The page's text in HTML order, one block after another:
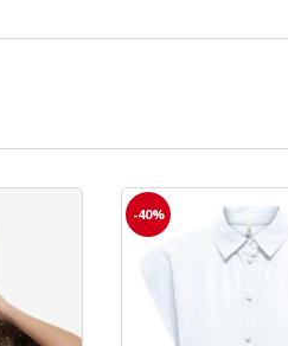
-40%